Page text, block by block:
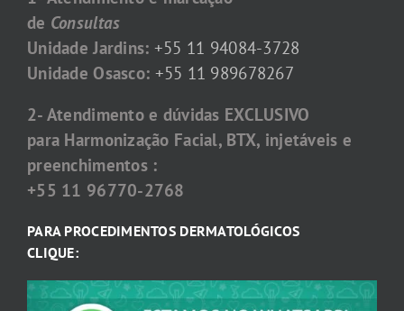
de Consultas
Unidade Jardins: +55 11 94084-3728
Unidade Osasco: +55 11 989678267
2- Atendimento e dúvidas EXCLUSIVO
para Harmonização Facial, BTX, injetáveis e
preenchimentos :
+55 11 96770-2768
PARA PROCEDIMENTOS DERMATOLÓGICOS
CLIQUE: